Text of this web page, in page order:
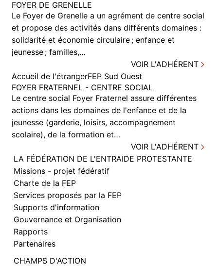
FOYER DE GRENELLE
Le Foyer de Grenelle a un agrément de centre social
et propose des activités dans différents domaines :
solidarité et économie circulaire ; enfance et
jeunesse ; familles,…
VOIR L'ADHÉRENT
Accueil de l'étrangerFEP Sud Ouest
FOYER FRATERNEL - CENTRE SOCIAL
Le centre social Foyer Fraternel assure différentes
actions dans les domaines de l'enfance et de la
jeunesse (garderie, loisirs, accompagnement
scolaire), de la formation et…
VOIR L'ADHÉRENT
LA FÉDÉRATION DE L'ENTRAIDE PROTESTANTE
Missions - projet fédératif
Charte de la FEP
Services proposés par la FEP
Supports d'information
Gouvernance et Organisation
Rapports
Partenaires
CHAMPS D'ACTION